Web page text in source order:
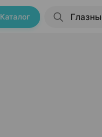
Каталог